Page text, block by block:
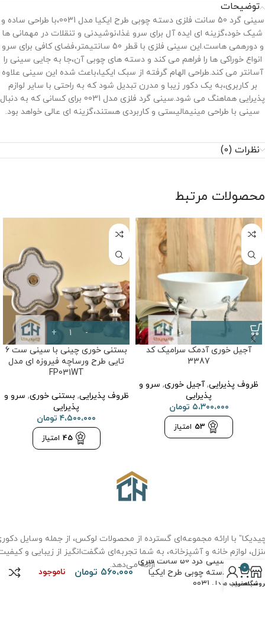
توضیحات
سینی گرد 50 سانت فلزی دسته چوبی طرح ایکیا مدل 0031،با طراحی ساده و
شیک خود،گزینه ‌ای ایده ‌آل برای سرو غذا،نوشیدنی و تنقلات در مهمانی ‌ها
و دورهمی ‌هاست.این سینی فلزی با قطر 50 سانتیمتر،فضای کافی برای سرو
انواع خوراکی ‌ها را فراهم می ‌کند و دسته ‌های چوبی آن،جا به ‌جایی سینی را
آسانتر می ‌کند.طراحی الهام گرفته از سبک ایکیا،باعث شده این سینی علاوه
بر کاربری،به یک دکور زیبا و مدرن تبدیل شود که به ‌راحتی با سایر لوازم
پذیرایی هماهنگ می ‌شود.سینی گرد فلزی مدل 0031 برای کسانی که به دنبال
سینی‌ با طراحی مینیمالیستی و کاربردی هستند،گزینه ‌ای عالی خواهد بود.
نظرات (0)
محصولات مرتبط
آجیل خوری آدمک سرامیک کد
3387
ظروف پذیرایی,آجیل خوری, سرو و
پذیرایی
۵،۳۰۰،۰۰۰ تومان
53 امتیاز
بستنی خوری چینی با سینی ست 6
تایی طرح ورساچه فیروزه ای مدل
FP031WT
ظروف پذیرایی, بستنی خوری, سرو و
پذیرایی
۴،۵۰۰،۰۰۰ تومان
45 امتیاز
با ارائه مجموعه‌ای گسترده از محصولات لوکس، از جمله وسایل
لوازم خانه و آشپزخانه، به شما تجربه‌ای شگفت‌انگیز از زیبایی و
ارائه می‌دهد.سینی گرد 50 سانت فلزی
دسته چوبی طرح ایکیا
مدل 0031
۵۶۰،۰۰۰ تومان ناموجود 0
سبد خرید
حساب من